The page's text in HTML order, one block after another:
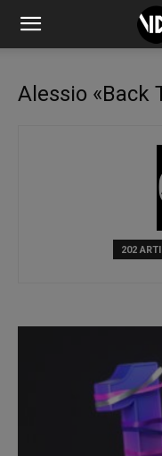
Alessio «Back
202